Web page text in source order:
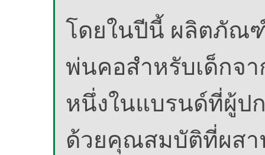
โดยในปีนี้ ผลิตภัณฑ์
พ่นคอสำหรับเด็กจา
หนึ่งในแบรนด์ที่ผู้ป
ด้วยคุณสมบัติที่ผสา